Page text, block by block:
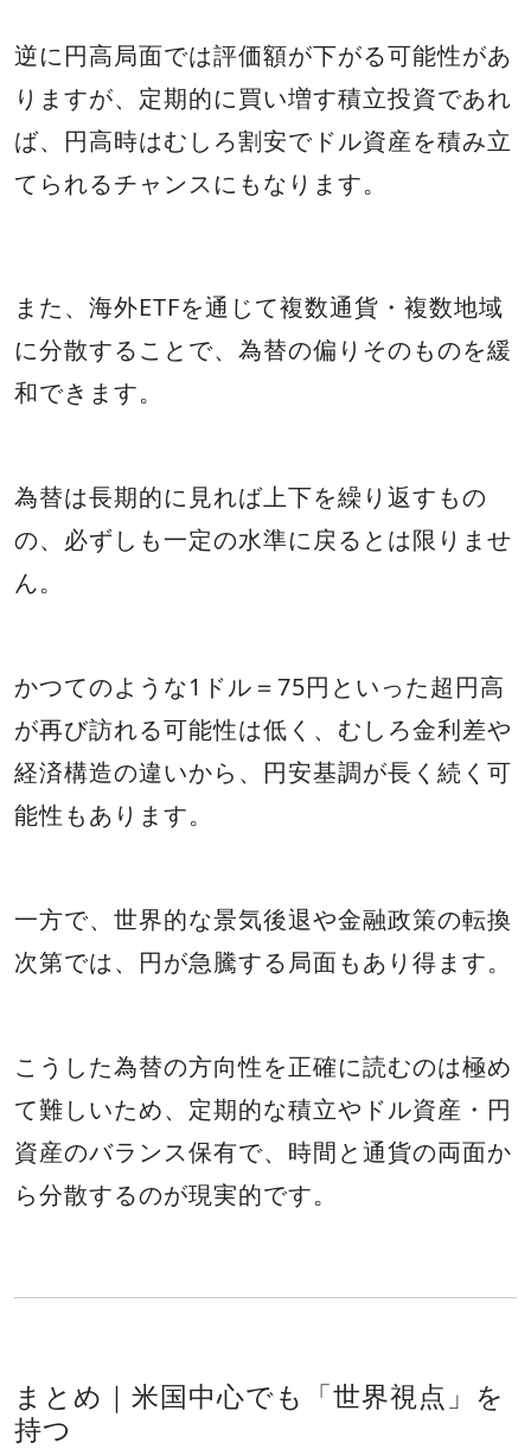
逆に円高局面では評価額が下がる可能性があ
りますが、定期的に買い増す積立投資であれ
ば、円高時はむしろ割安でドル資産を積み立
てられるチャンスにもなります。
また、海外ETFを通じて複数通貨・複数地域
に分散することで、為替の偏りそのものを緩
和できます。
為替は長期的に見れば上下を繰り返すもの
の、必ずしも一定の水準に戻るとは限りませ
ん。
かつてのような1ドル＝75円といった超円高
が再び訪れる可能性は低く、むしろ金利差や
経済構造の違いから、円安基調が長く続く可
能性もあります。
一方で、世界的な景気後退や金融政策の転換
次第では、円が急騰する局面もあり得ます。
こうした為替の方向性を正確に読むのは極め
て難しいため、定期的な積立やドル資産・円
資産のバランス保有で、時間と通貨の両面か
ら分散するのが現実的です。
まとめ｜米国中心でも「世界視点」を
持つ